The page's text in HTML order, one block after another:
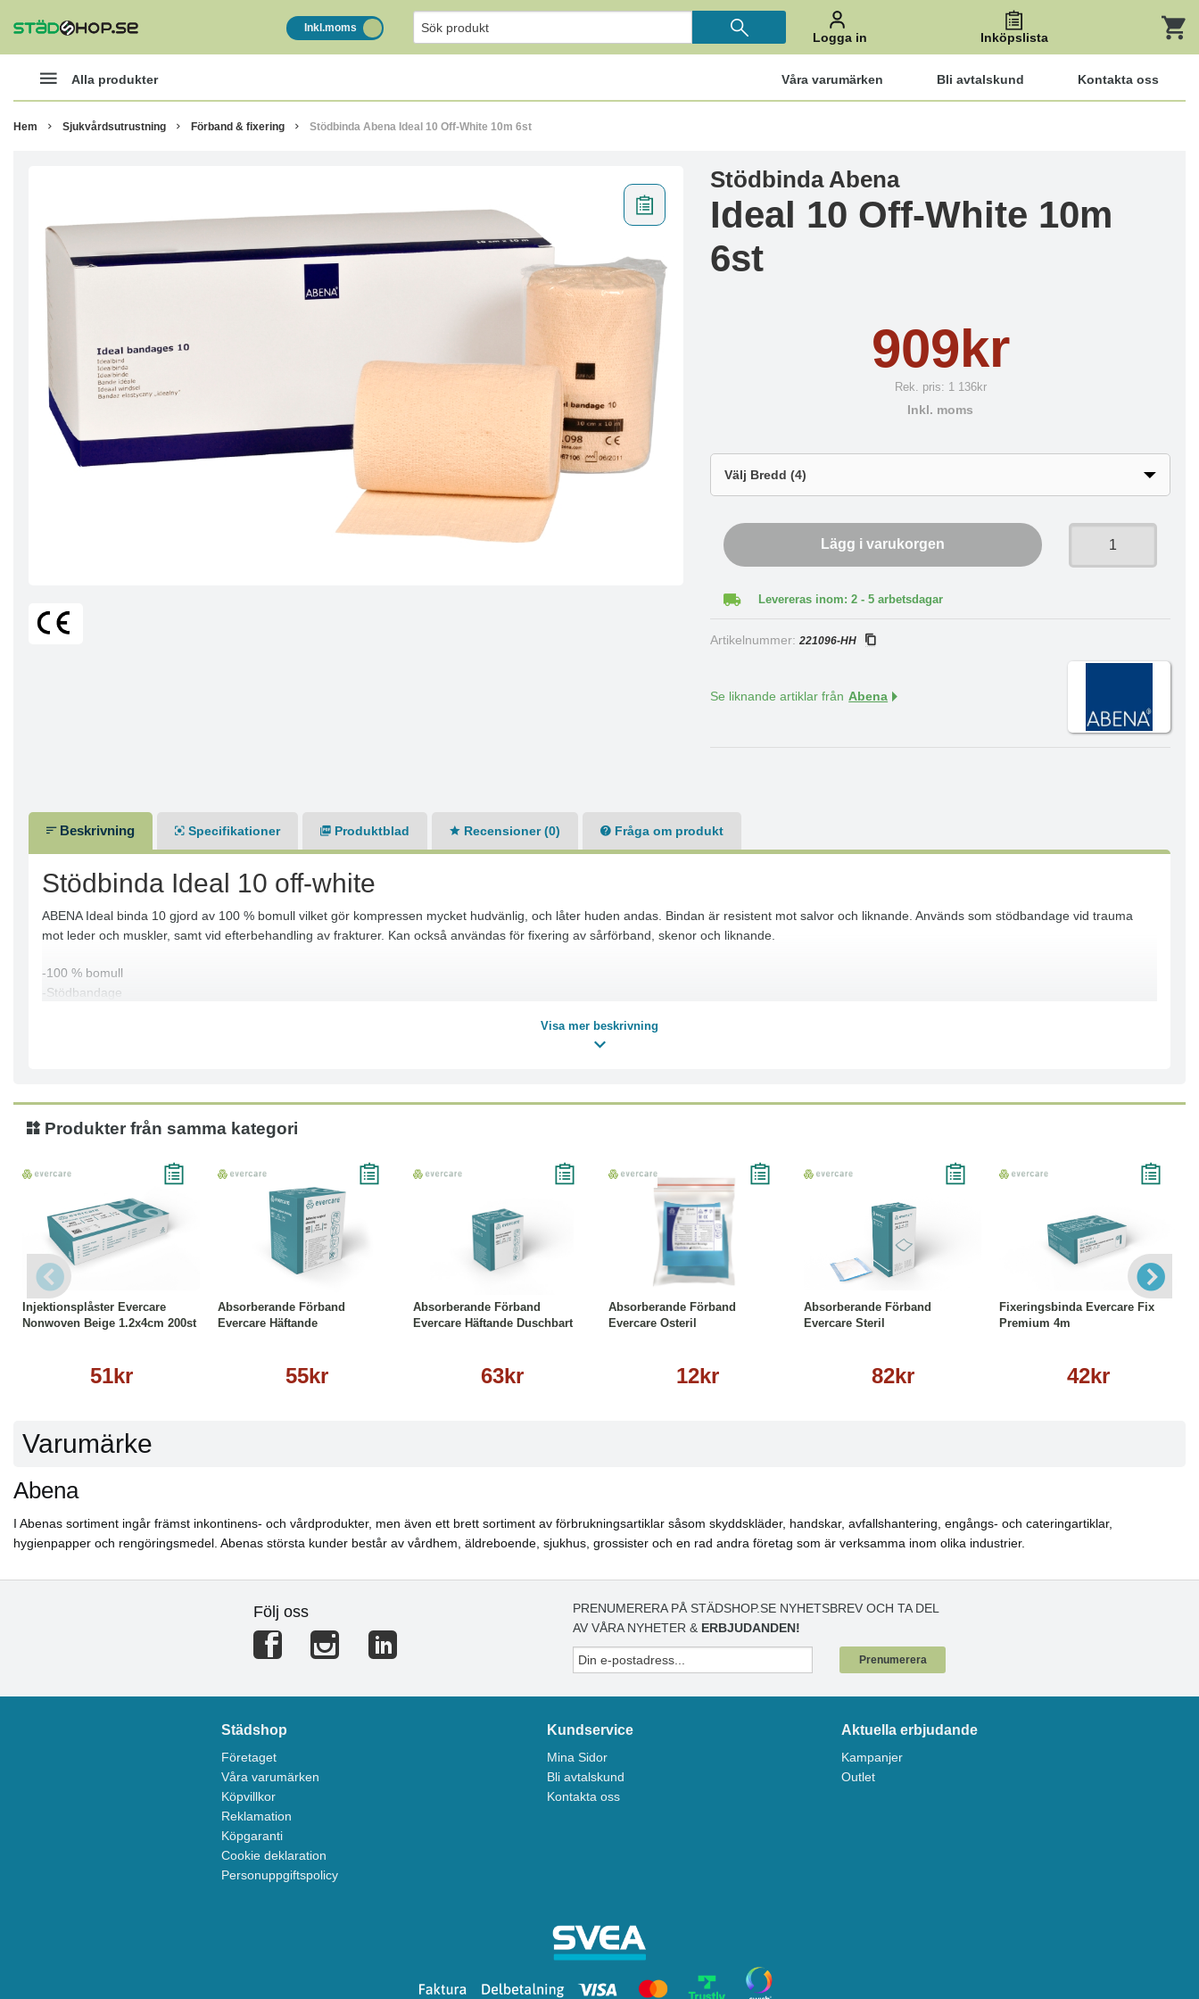
Inkl.moms
Logga in Inköpslista
Alla produkter Våra varumärken Bli avtalskund Kontakta oss
Hem Sjukvårdsutrustning Förband & fixering Stödbinda Abena Ideal 10 Off-White 10m 6st
Stödbinda Abena
Ideal 10 Off-White 10m
6st
909kr
Rek. pris: 1 136kr
Inkl. moms
Lägg i varukorgen
Levereras inom: 2 - 5 arbetsdagar
Artikelnummer:221096-HH
Se liknande artiklar från Abena
Beskrivning Specifikationer Produktblad Recensioner (0) Fråga om produkt
Stödbinda Ideal 10 off-white
ABENA Ideal binda 10 gjord av 100 % bomull vilket gör kompressen mycket hudvänlig, och låter huden andas. Bindan är resistent mot salvor och liknande. Används som stödbandage vid trauma
mot leder och muskler, samt vid efterbehandling av frakturer. Kan också användas för fixering av sårförband, skenor och liknande.
-100 % bomull
-Stödbandage
Visa mer beskrivning
Produkter från samma kategori
Injektionsplåster Evercare
Nonwoven Beige 1.2x4cm 200st
51kr
Köp
Absorberande Förband
Evercare Häftande
55kr
Läs mer
Absorberande Förband
Evercare Häftande Duschbart
63kr
Läs mer
Absorberande Förband
Evercare Osteril
12kr
Läs mer
Absorberande Förband
Evercare Steril
82kr
Läs mer
Fixeringsbinda Evercare Fix
Premium 4m
42kr
Läs mer
Varumärke
Abena
I Abenas sortiment ingår främst inkontinens- och vårdprodukter, men även ett brett sortiment av förbrukningsartiklar såsom skyddskläder, handskar, avfallshantering, engångs- och cateringartiklar,
hygienpapper och rengöringsmedel. Abenas största kunder består av vårdhem, äldreboende, sjukhus, grossister och en rad andra företag som är verksamma inom olika industrier.
Följ oss
PRENUMERERA PÅ STÄDSHOP.SE NYHETSBREV OCH TA DEL
AV VÅRA NYHETER & ERBJUDANDEN!
Prenumerera
Städshop
Företaget
Våra varumärken
Köpvillkor
Reklamation
Köpgaranti
Cookie deklaration
Personuppgiftspolicy
Kundservice
Mina Sidor
Bli avtalskund
Kontakta oss
Aktuella erbjudande
Kampanjer
Outlet